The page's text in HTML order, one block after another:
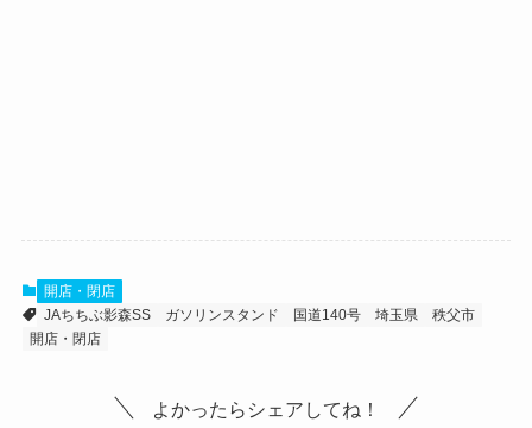
開店・閉店
JAちちぶ影森SS
ガソリンスタンド 国道140号 埼玉県
秩父市
開店・閉店
よかったらシェアしてね！